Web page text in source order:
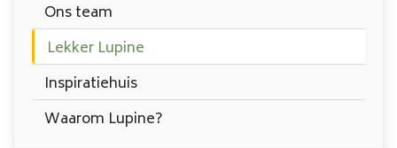
Ons team
Lekker Lupine
Inspiratiehuis
Waarom Lupine?